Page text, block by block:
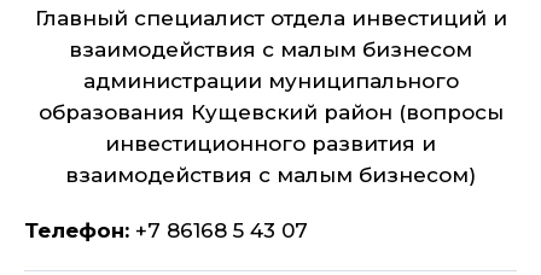
Главный специалист отдела инвестиций и
взаимодействия с малым бизнесом
администрации муниципального
образования Кущевский район (вопросы
инвестиционного развития и
взаимодействия с малым бизнесом)
Телефон: +7 86168 5 43 07